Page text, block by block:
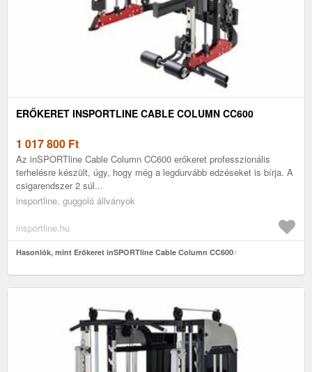
ERŐKERET INSPORTLINE CABLE COLUMN CC600
1 017 800 Ft
Az inSPORTline Cable Column CC600 erőkeret professzionális
terhelésre készült, úgy, hogy még a legdurvább edzéseket is bírja. A
csigarendszer 2 súl...
insportline, guggoló állványok
insportline.hu
Hasonlók, mint Erőkeret inSPORTline Cable Column CC600